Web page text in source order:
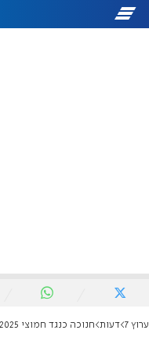
ערוץ 7 דעות חנוכה כנגד חמוצי 2025